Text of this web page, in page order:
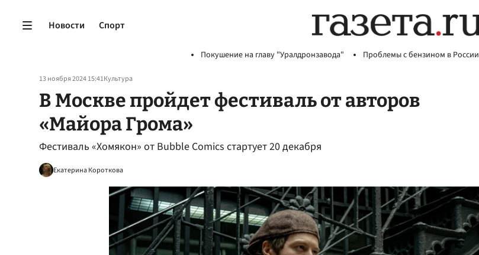
Новости Спорт
Покушение на главу "Уралдронзавода" Проблемы с бензином в России
13 ноября 2024 15:41Культура
В Москве пройдет фестиваль от авторов
«Майора Грома»
Фестиваль «Хомякон» от Bubble Comics стартует 20 декабря
Екатерина Короткова